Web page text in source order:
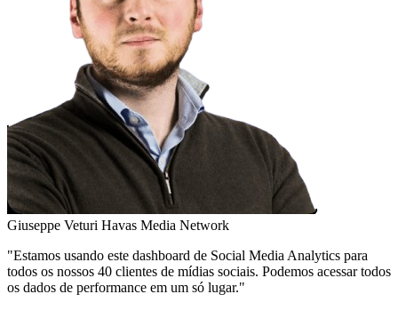
Giuseppe Veturi Havas Media Network
"Estamos usando este dashboard de Social Media Analytics para
todos os nossos 40 clientes de mídias sociais. Podemos acessar todos
os dados de performance em um só lugar."